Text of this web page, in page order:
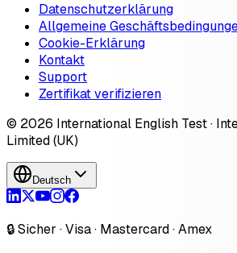
Datenschutzerklärung
Allgemeine
Cookie-Erklärung
Kontakt
Support
Zertifikat verifizieren
© 2026 International English Test ·
Limited (UK)
Deutsch
🔒 Sicher · Visa · Mastercard · Amex